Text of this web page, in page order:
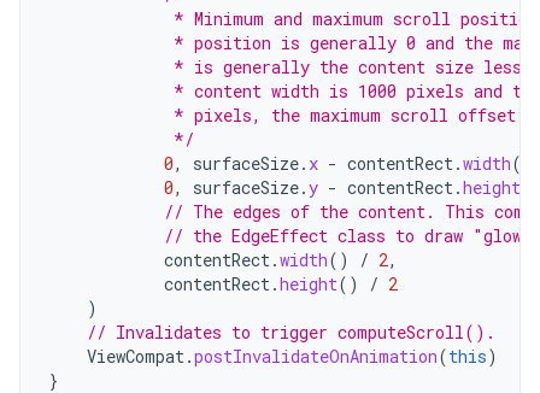
* Minimum and maximum scroll
* position is generally 0 and the
* is generally the content size less
* content width is 1000 pixels and
* pixels, the maximum scroll offset
             */
0, surfaceSize. x - contentRect.width
0, surfaceSize.y - contentRect.height
// The edges of the content. This
// the EdgeEffect class to draw "glow"
contentRect.width() / 2,
contentRect.height() / 2
)
// Invalidates to trigger computeScroll().
ViewCompat.postInvalidateOnAnimation(this)
}